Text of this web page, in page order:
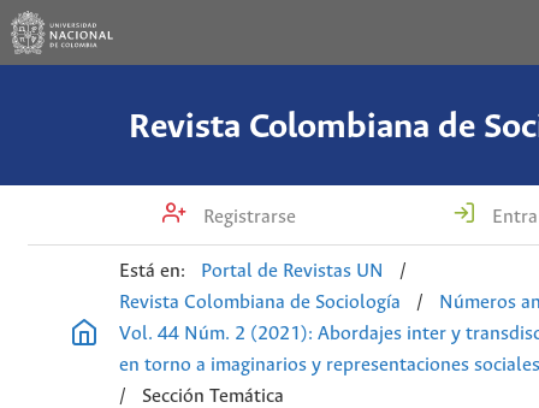
Revista Colombiana de
Registrarse
Está en: Portal de Revistas UN
/
Revista Colombiana de Sociología
/
Números
Vol. 44 Núm. 2 (2021): Abordajes inter y
en torno a imaginarios y representaciones sociales
/
Sección Temática